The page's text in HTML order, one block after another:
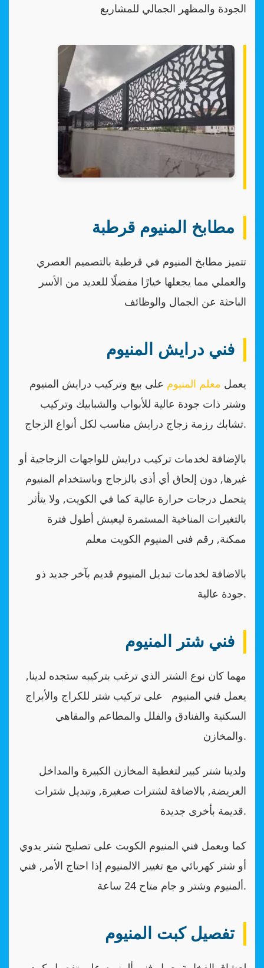
الجودة والمظهر الجمالي للمشاريع
مطابخ المنيوم قرطبة
تتميز مطابخ المنيوم في قرطبة بالتصميم العصري
والعملي مما يجعلها خيارًا مفضلًا للعديد من الأسر
الباحثة عن الجمال والوظائف
فني درايش المنيوم
يعمل معلم المنيوم على بيع وتركيب درايش المنيوم
وشتر ذات جودة عالية للأبواب والشبابيك وتركيب
تشابك رزمة زجاج درايش مناسب لكل أنواع الزجاج.
بالإضافة لخدمات تركيب درايش للواجهات الزجاجية أو
غيرها, دون إلحاق أي أذى بالزجاج وباستخدام المنيوم
يتحمل درجات حرارة عالية كما في الكويت, ولا يتأثر
بالتغيرات المناخية المستمرة ليعيش أطول فترة
ممكنة, رقم فنى المنيوم الكويت معلم
بالاضافة لخدمات تبديل المنيوم قديم بآخر جديد ذو
جودة عالية.
فني شتر المنيوم
مهما كان نوع الشتر الذي ترغب بتركيبه ستجده لدينا,
يعمل فني المنيوم على تركيب شتر للكراج والأبراج
السكنية والفنادق والفلل والمطاعم والمقاهي
والمخازن.
ولدينا شتر كبير لتغطية المخازن الكبيرة والمداخل
العريضة, بالاضافة لشترات صغيرة, وتبديل شترات
قديمة بأخرى جديدة.
كما ويعمل فني المنيوم الكويت على تصليح شتر يدوي
أو شتر كهربائي مع تغيير الالمنيوم إذا احتاج الأمر, فني
ألمنيوم وشتر و جام متاح 24 ساعة.
تفصيل كبت المنيوم